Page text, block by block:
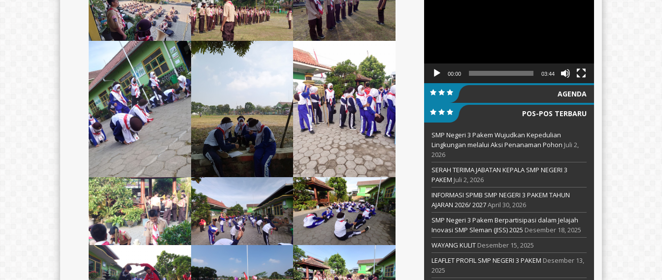
00:00 03:44
AGENDA
POS-POS TERBARU
SMP Negeri 3 Pakem Wujudkan Kepedulian
Lingkungan melalui Aksi Penanaman Pohon Juli 2,
2026
SERAH TERIMA JABATAN KEPALA SMP NEGERI 3
PAKEM Juli 2, 2026
INFORMASI SPMB SMP NEGERI 3 PAKEM TAHUN
AJARAN 2026/ 2027April 30, 2026
SMP Negeri 3 Pakem Berpartisipasi dalam Jelajah
Inovasi SMP Sleman (JISS) 2025 Desember 18, 2025
WAYANG KULIT Desember 15, 2025
LEAFLET PROFIL SMP NEGERI 3 PAKEM Desember 13,
2025